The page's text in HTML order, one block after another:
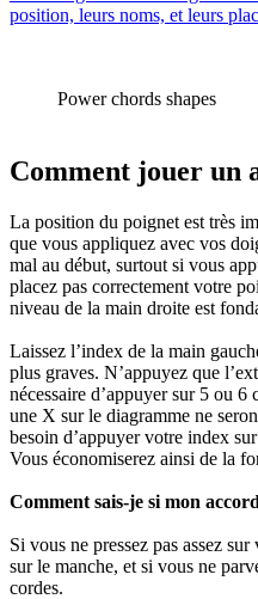
position, leurs noms, et leurs
Power chords shapes
Comment jouer un
La position du poignet est très
que vous appliquez avec vos
mal au début, surtout si vous
placez pas correctement votre
niveau de la main droite est
Laissez l’index de la main
plus graves. N’appuyez que
nécessaire d’appuyer sur 5 ou 6
une X sur le diagramme ne
besoin d’appuyer votre index
Vous économiserez ainsi de la
Comment sais-je si mon
Si vous ne pressez pas assez
sur le manche, et si vous ne
cordes.